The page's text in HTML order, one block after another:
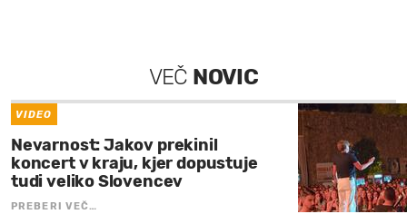
VEČ NOVIC
VIDEO
Nevarnost: Jakov prekinil
koncert v kraju, kjer dopustuje
tudi veliko Slovencev
PREBERI VEČ…